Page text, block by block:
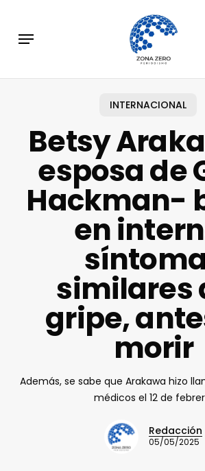
main
Menu
INTERNACIONAL
Betsy
esposa de
Hackman-
en
similares
gripe,
morir
Además, se sabe que Arakawa hizo
médicos el 12 de
Redacción
05/05/2025